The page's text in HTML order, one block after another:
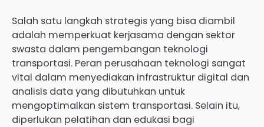
Salah satu langkah strategis yang bisa diambil
adalah memperkuat kerjasama dengan sektor
swasta dalam pengembangan teknologi
transportasi. Peran perusahaan teknologi sangat
vital dalam menyediakan infrastruktur digital dan
analisis data yang dibutuhkan untuk
mengoptimalkan sistem transportasi. Selain itu,
diperlukan pelatihan dan edukasi bagi